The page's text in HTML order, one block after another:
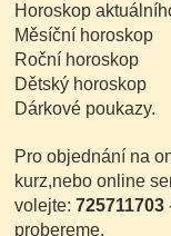
Horoskop
Měsíční horoskop
Roční horoskop
Dětský horoskop
Dárkové poukazy.
Pro objednání na
kurz,nebo online
volejte: 725711703
probereme.